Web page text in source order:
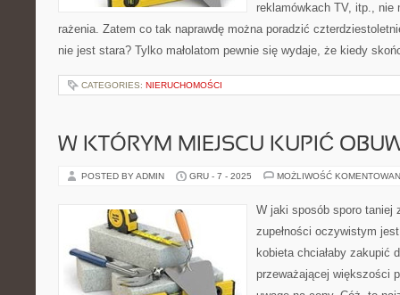
reklamówkach TV, itp., nie
rażenia. Zatem co tak naprawdę można poradzić
nie jest stara? Tylko małolatom pewnie się wydaje, że kiedy
CATEGORIES: NIERUCHOMOŚCI
W KTÓRYM MIEJSCU KUPIĆ
POSTED BY ADMIN GRU - 7 - 2025 MOŻLIWOŚĆ
W jaki sposób sporo taniej
zupełności oczywistym
kobieta chciałaby zakupić
przeważającej większości